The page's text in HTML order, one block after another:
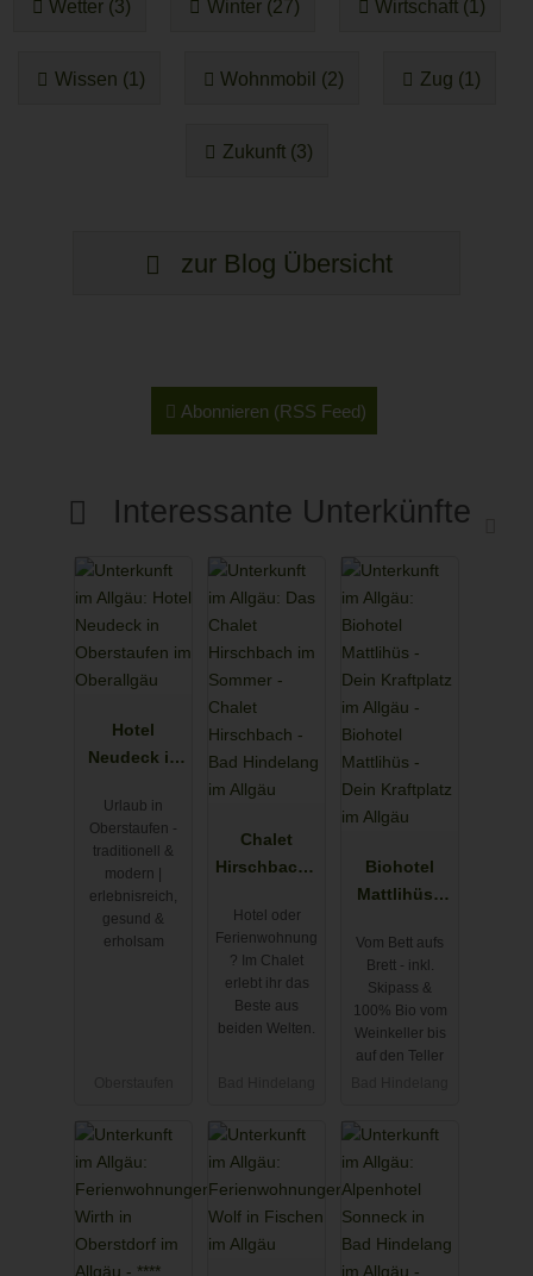
Wetter (3) Winter (27) Wirtschaft (1)
Wissen (1) Wohnmobil (2) Zug (1)
Zukunft (3)
zur Blog Übersicht
Abonnieren (RSS Feed)
Interessante Unterkünfte
Hotel
Neudeck in
im
Oberallgäu
Urlaub in
Oberstaufen -
traditionell &
modern |
erlebnisreich,
gesund &
erholsam
Chalet
Hirschbach -
Hindelang
im Allgäu
Hotel oder
Ferienwohnung
? Im Chalet
erlebt ihr das
Beste aus
beiden Welten.
Biohotel
Mattlihüs -
Kraftplatz im
Allgäu
Vom Bett aufs
Brett - inkl.
Skipass &
100% Bio vom
Weinkeller bis
auf den Teller